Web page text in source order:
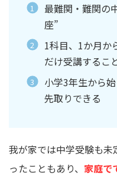
最難関・難関の
座”
1科目、1か月か
だけ受講するこ
小学3年生から
先取りできる
我が家では中学受験も
ったこともあり、 家庭で